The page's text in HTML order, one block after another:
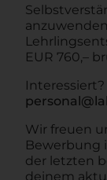
EUR 760,–
Wir freuen
Bewerbung
der letzten
deinem